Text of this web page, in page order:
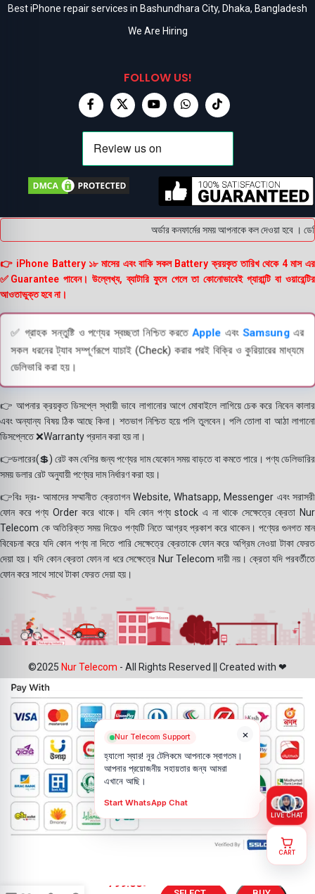
Best iPhone repair services in Bashundhara City, Dhaka, Bangladesh
We Are Hiring
FOLLOW US!
অর্ডার কনফার্মের সময় আপনাকে কল দেওয়া হবে ।
👉 iPhone Battery ১৮ মাসের এবং বাকি সকল Battery ক্রয়কৃত তারিখ থেকে 4 মাস এর
✅Guarantee পাবেন। উল্লেখ্য, ব্যাটারি ফুলে গেলে তা কোনোভাবেই গ্যারান্টি বা ওয়ারেন্টির
আওতাভুক্ত হবে না।
✅ গ্রাহক সন্তুষ্টি ও পণ্যের স্বচ্ছতা নিশ্চিত করতে Appleএবং Samsungএর
সকল ধরনের ট্যাব সম্পূর্ণরূপে যাচাই (Check) করার পরই বিক্রি ও কুরিয়ারের মাধ্যমে
ডেলিভারি করা হয়।
👉 আপনার ক্রয়কৃত ডিসপ্লে স্থায়ী ভাবে লাগানোর আগে মোবাইলে লাগিয়ে চেক করে নিবেন কালার
এবং অন্যান্য বিষয় ঠিক আছে কিনা। শতভাগ নিশ্চিত হয়ে পলি তুলবেন। পলি তোলা বা আঠা লাগানো
ডিসপ্লেতে ❌Warranty প্রদান করা হয় না।
👉ডলারের(💲) রেট কম বেশির জন্য পণ্যের দাম যেকোন সময় বাড়তে বা কমতে পারে। পণ্য ডেলিভারির
সময় ডলার রেট অনুযায়ী পণ্যের দাম নির্ধারণ করা হয়।
👉বিঃ দ্রঃ- আমাদের সম্মানীত ক্রেতাগন Website, Whatsapp, Messenger এবং সরাসরী
ফোন করে পণ্য Order করে থাকে। যদি কোন পণ্য stock এ না থাকে সেক্ষেত্রে ক্রেতা Nur
Telecom কে অতিরিক্ত সময় দিয়েও পণ্যটি নিতে আগ্রহ প্রকাশ করে থাকেন। পণ্যের গুনগত মান
বিবেচনা করে যদি কোন পণ্য না দিতে পারি সেক্ষেত্রে ক্রেতাকে ফোন করে অগ্রিম নেওয়া টাকা ফেরত
দেয়া হয়। যদি কোন ক্রেতা ফোন না ধরে সেক্ষেত্রে Nur Telecom দায়ী নয়। ক্রেতা যদি পরবর্তীতে
ফোন করে সাথে সাথে টাকা ফেরত দেয়া হয়।
©2025 Nur Telecom - All Rights Reserved || Created with ❤
799.00৳
×
Nur Telecom Support
হ্যালো স্যার! নূর টেলিকমে আপনাকে স্বাগতম।
আপনার প্রয়োজনীয় সহায়তার জন্য আমরা
এখানে আছি।
Start WhatsApp Chat
LIVE CHAT
CART